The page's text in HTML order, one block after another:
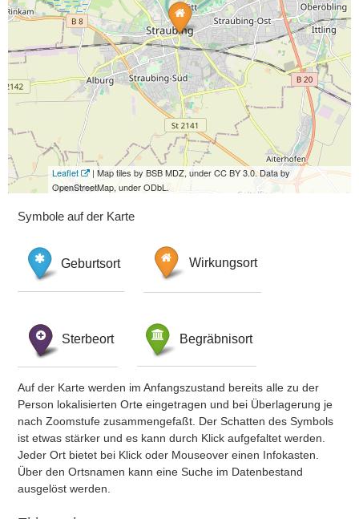
Leaflet
| Map tiles by BSB MDZ, under CC BY 3.0. Data by
OpenStreetMap, under ODbL.
Symbole auf der Karte
Geburtsort Wirkungsort
Sterbeort Begräbnisort
Auf der Karte werden im Anfangszustand bereits alle zu der
Person lokalisierten Orte eingetragen und bei Überlagerung je
nach Zoomstufe zusammengefaßt. Der Schatten des Symbols
ist etwas stärker und es kann durch Klick aufgefaltet werden.
Jeder Ort bietet bei Klick oder Mouseover einen Infokasten.
Über den Ortsnamen kann eine Suche im Datenbestand
ausgelöst werden.